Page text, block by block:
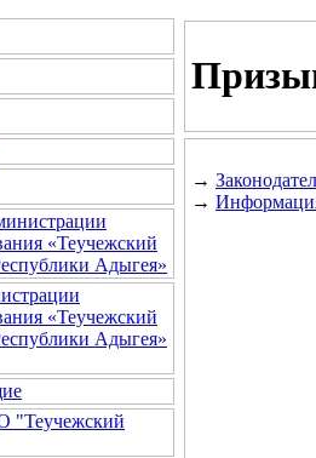
«Теучежский
Адыгея»
«Теучежский
Адыгея»
"Теучежский
→
→